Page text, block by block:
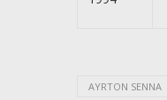
AYRTON SENNA